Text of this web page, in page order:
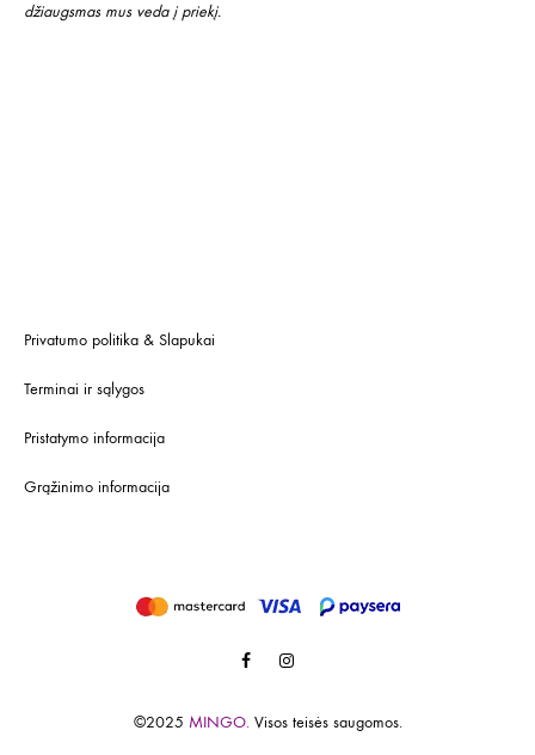
džiaugsmas mus veda į priekį.
Privatumo politika & Slapukai
Terminai ir sąlygos
Pristatymo informacija
Grąžinimo informacija
FacebookInstagram
©2025 MINGO. Visos teisės saugomos.